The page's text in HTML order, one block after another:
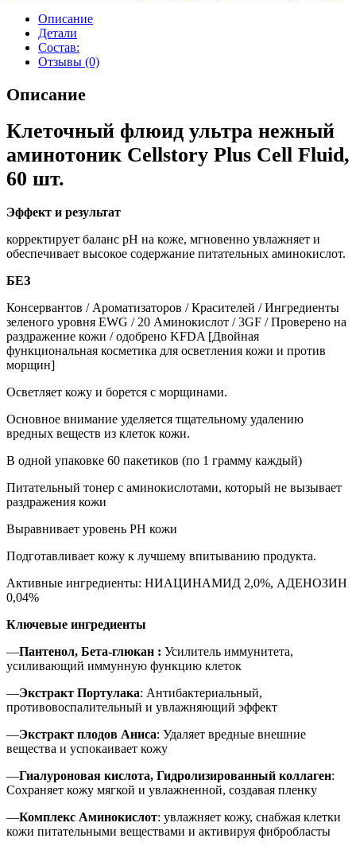
Описание
Детали
Состав:
Отзывы (0)
Описание
Клеточный флюид ультра нежный
аминотоник Cellstory Plus Cell Fluid,
60 шт.
Эффект и результат
корректирует баланс pH на коже, мгновенно увлажняет и
обеспечивает высокое содержание питательных аминокислот.
БЕЗ
Консервантов / Ароматизаторов / Красителей / Ингредиенты
зеленого уровня EWG / 20 Аминокислот / 3GF / Проверено на
раздражение кожи / одобрено KFDA [Двойная
функциональная косметика для осветления кожи и против
морщин]
Осветляет кожу и борется с морщинами.
Основное внимание уделяется тщательному удалению
вредных веществ из клеток кожи.
В одной упаковке 60 пакетиков (по 1 грамму каждый)
Питательный тонер с аминокислотами, который не вызывает
раздражения кожи
Выравнивает уровень РН кожи
Подготавливает кожу к лучшему впитыванию продукта.
Активные ингредиенты: НИАЦИНАМИД 2,0%, АДЕНОЗИН
0,04%
Ключевые ингредиенты
—Пантенол, Бета-глюкан : Усилитель иммунитета,
усиливающий иммунную функцию клеток
—Экстракт Портулака: Антибактериальный,
противовоспалительный и увлажняющий эффект
—Экстракт плодов Аниса: Удаляет вредные внешние
вещества и успокаивает кожу
—Гиалуроновая кислота, Гидролизированный коллаген:
Сохраняет кожу мягкой и увлажненной, создавая пленку
—Комплекс Аминокислот: увлажняет кожу, снабжая клетки
кожи питательными веществами и активируя фибробласты